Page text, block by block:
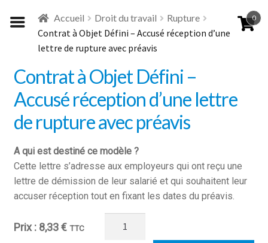
à
navigation
au
contenu
Accueil Droit du travail Rupture
Contrat à Objet Défini – Accusé réception d’une
lettre de rupture avec préavis
Contrat à Objet Défini –
Accusé réception d’une lettre
de rupture avec préavis
A qui est destiné ce modèle ?
Cette lettre s’adresse aux employeurs qui ont reçu une
lettre de démission de leur salarié et qui souhaitent leur
accuser réception tout en fixant les dates du préavis.
8,33€ TTC
0